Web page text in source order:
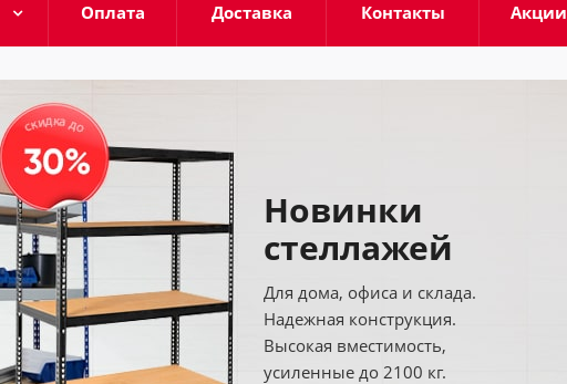
Оплата Доставка Контакты Акции
Новинки
стеллажей
Для дома, офиса и склада.
Надежная конструкция.
Высокая вместимость,
усиленные до 2100 кг.